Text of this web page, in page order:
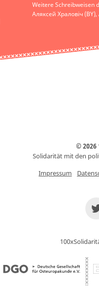
Weitere Schreibweisen
Аляксей Храловіч
© 2026
Solidarität mit den
Impressum